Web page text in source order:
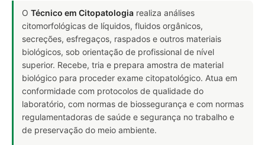
O Técnico em Citopatologia realiza análises
citomorfológicas de líquidos, fluidos orgânicos,
secreções, esfregaços, raspados e outros materiais
biológicos, sob orientação de profissional de nível
superior. Recebe, tria e prepara amostra de material
biológico para proceder exame citopatológico. Atua em
conformidade com protocolos de qualidade do
laboratório, com normas de biossegurança e com normas
regulamentadoras de saúde e segurança no trabalho e
de preservação do meio ambiente.